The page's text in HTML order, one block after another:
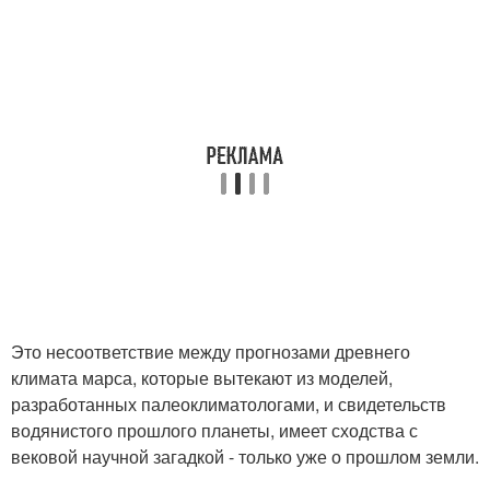
Это несоответствие между прогнозами древнего
климата марса, которые вытекают из моделей,
разработанных палеоклиматологами, и свидетельств
водянистого прошлого планеты, имеет сходства с
вековой научной загадкой - только уже о прошлом земли.